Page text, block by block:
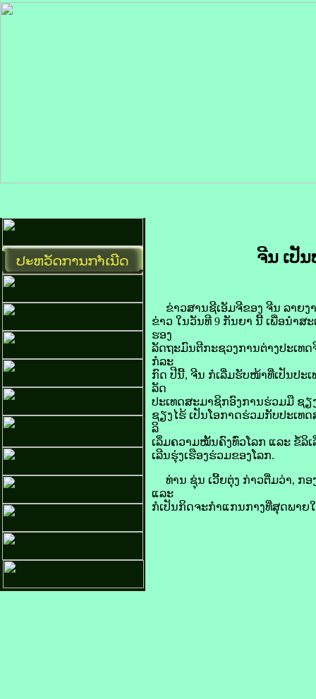
ຈີນ ເປັ
ຂ່າວສານ​ຊີ​ເອັມ​ຈີ​ຂອງ​ ຈີນ ລາຍ​ງ
ຂ່າວ ​ໃນ​ວັນ​ທີ 9 ກັນຍາ ນີ້ ເພື່ອ​ນຳ​ສ
ຮອງ​
ລັດຖະມົນຕີ​ກະຊວງ​ການ​ຕ່າງປະເທ
ກໍລະ
ກົດ ປີ​ນີ້, ຈີນ ກໍ​ເລີ່ມ​ຮັບ​ໜ້າທີ່​ເປັນ​ປະ
ລັດ
ປະເທດ​ສະມາຊິກ​ອົງການ​ຮ່ວມ​ມື​ ຊ
ຊຽງ​ໄຮ້ ເປັນ​ໂອກາດ​ຮ່ວມ​ກັບ​ປະເທ
ລິ​
ເລິ່ມ​ຄວາມ​ໝັ້ນຄົງ​ທົ່ວ​ໂລກ ແລະ ຂໍ້​ລິ​
ເລີນ​ຮຸ່ງເຮືອງ​ຮ່ວມ​ຂອງ​ໂລກ.
ທ່ານ ຊຸ່ນ ເວີ້ຍ​ຕຸ່ງ ກ່າວ​ຕື່ມ​ວ່າ, ກ
ແລະ
ກໍ​ເປັນ​ກິດຈະກຳ​ແກນ​ກາງ​ທີ່​ສຸດ​ພາຍ​